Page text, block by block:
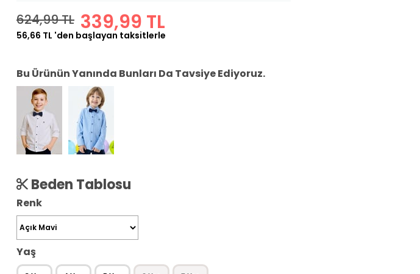
624,99 TL 339,99 TL
56,66 TL 'den başlayan taksitlerle
Bu Ürünün Yanında Bunları Da Tavsiye Ediyoruz.
Beden Tablosu
Renk
Yaş